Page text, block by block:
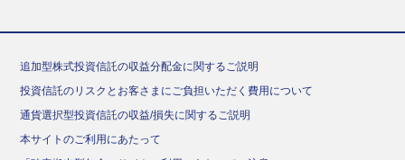
追加型株式投資信託の収益分配金に関するご説明
投資信託のリスクとお客さまにご負担いただく費用について
通貨選択型投資信託の収益/損失に関するご説明
本サイトのご利用にあたって